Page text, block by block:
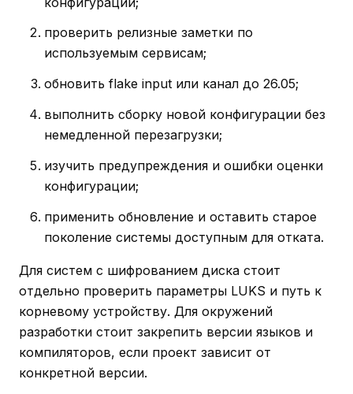
проверить релизные заметки по
используемым сервисам;
обновить flake input или канал до 26.05;
выполнить сборку новой конфигурации без
немедленной перезагрузки;
изучить предупреждения и ошибки оценки
конфигурации;
применить обновление и оставить старое
поколение системы доступным для отката.
Для систем с шифрованием диска стоит
отдельно проверить параметры LUKS и путь к
корневому устройству. Для окружений
разработки стоит закрепить версии языков и
компиляторов, если проект зависит от
конкретной версии.